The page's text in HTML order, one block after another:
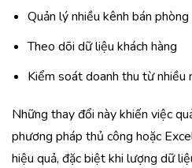
Quản lý nhiều kênh bán phòng
Theo dõi dữ liệu khách hàng
Kiểm soát doanh thu từ nhiều
Những thay đổi này khiến việc
phương pháp thủ công hoặc
hiệu quả, đặc biệt khi lượng dữ